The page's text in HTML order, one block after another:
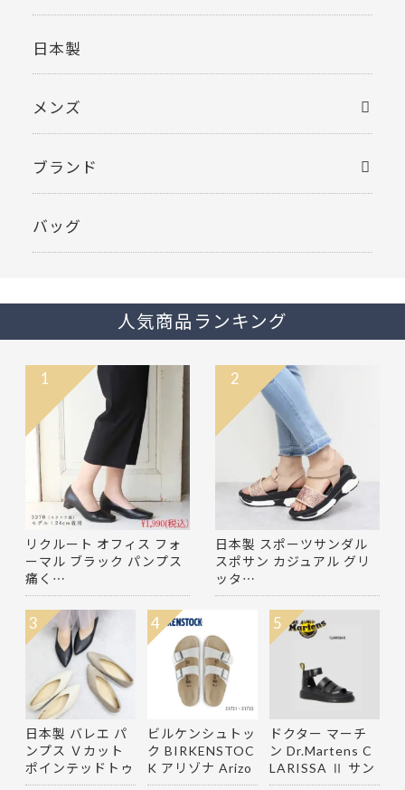
日本製
メンズ
ブランド
バッグ
人気商品ランキング
リクルート オフィス フォ
ーマル ブラック パンプス
痛く…
1
日本製 スポーツサンダル
スポサン カジュアル グリ
ッタ…
2
日本製 バレエ パ
ンプス Ｖカット
ポインテッドトゥ
ロー…
3
ビルケンシュトッ
ク BIRKENSTOC
K アリゾナ Arizo
na サン…
4
ドクター マーチ
ン Dr.Martens C
LARISSA Ⅱ サン
ダル
5